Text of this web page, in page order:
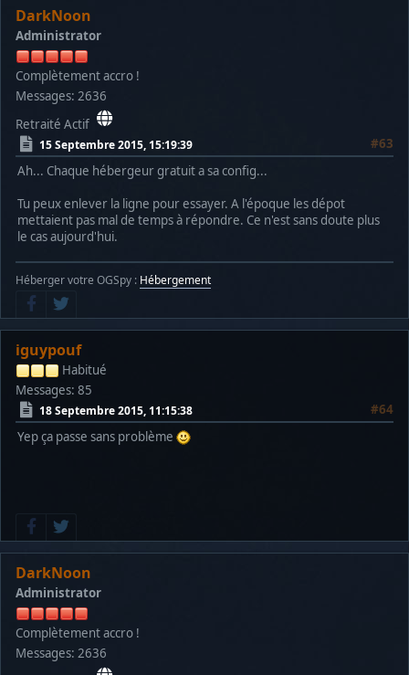
DarkNoon
Administrator
Complètement accro !
Messages: 2636
Retraité Actif
15 Septembre 2015, 15:19:39
#63
Ah... Chaque hébergeur gratuit a sa config...
Tu peux enlever la ligne pour essayer. A l'époque les dépot
mettaient pas mal de temps à répondre. Ce n'est sans doute plus
le cas aujourd'hui.
Héberger votre OGSpy : Hébergement
iguypouf
Habitué
Messages: 85
18 Septembre 2015, 11:15:38
#64
Yep ça passe sans problème
DarkNoon
Administrator
Complètement accro !
Messages: 2636